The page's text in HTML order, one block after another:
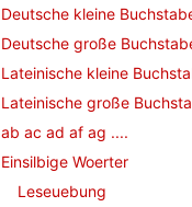
Deutsche kleine
Deutsche große
Lateinische kleine
Lateinische große
ab ac ad af ag ....
Einsilbige Woerter
Leseuebung